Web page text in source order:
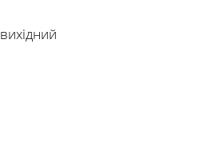
вихідний